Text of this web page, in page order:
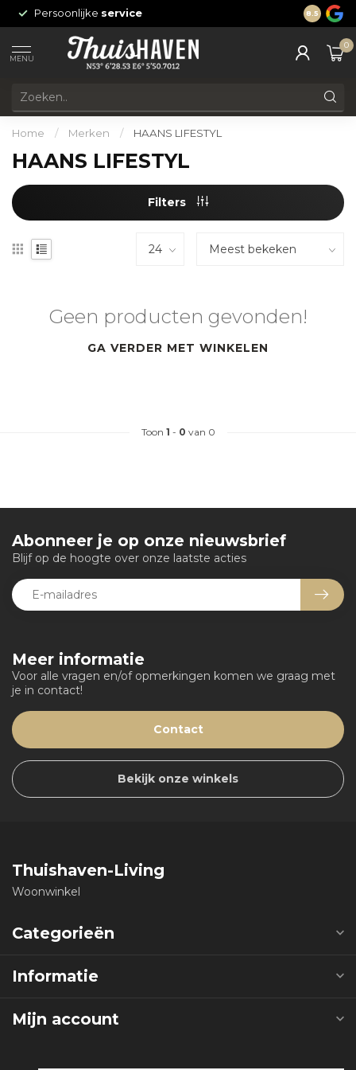
Persoonlijke service 24/7
8.5
MENU
0
Home / Merken / HAANS LIFESTYL
HAANS LIFESTYL
Filters
Geen producten gevonden!
GA VERDER MET WINKELEN
Toon 1 - 0 van 0
Meer informatie
Voor alle vragen en/of opmerkingen komen we graag met
je in contact!
Contact
Bekijk onze winkels
Abonneer je op onze nieuwsbrief
Blijf op de hoogte over onze laatste acties
Thuishaven-Living
Woonwinkel
Categorieën
Informatie
Mijn account